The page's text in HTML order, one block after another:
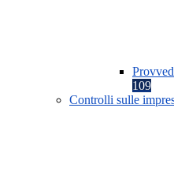
109
Controlli sulle